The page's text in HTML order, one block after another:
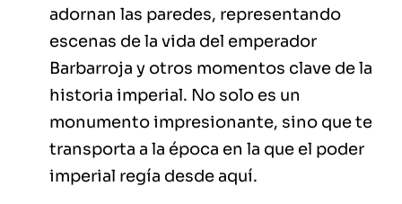
adornan las paredes, representando
escenas de la vida del emperador
Barbarroja y otros momentos clave de la
historia imperial. No solo es un
monumento impresionante, sino que te
transporta a la época en la que el poder
imperial regía desde aquí.